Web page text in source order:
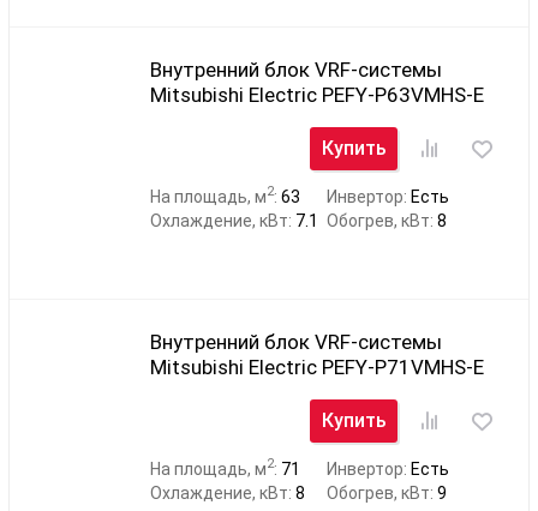
Внутренний блок VRF-системы
Mitsubishi Electric PEFY-P63VMHS-E
Купить
На площадь, м2: 63 Инвертор: Есть
Охлаждение, кВт: 7.1 Обогрев, кВт:8
Внутренний блок VRF-системы
Mitsubishi Electric PEFY-P71VMHS-E
Купить
На площадь, м2: 71 Инвертор: Есть
Охлаждение, кВт: 8 Обогрев, кВт:9